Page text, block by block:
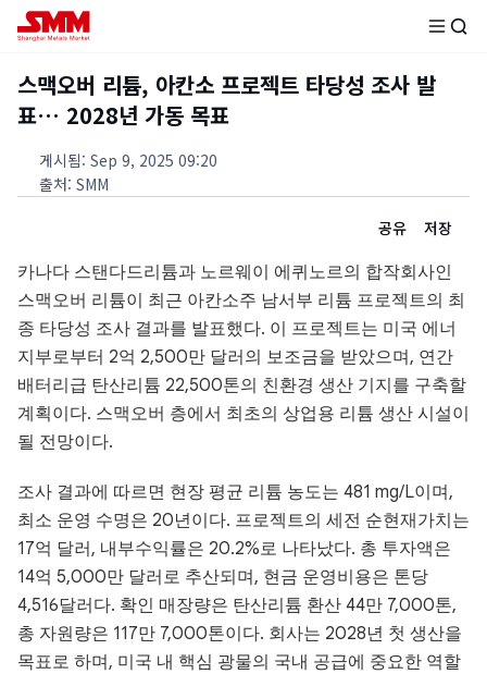
스맥오버 리튬, 아칸소 프로젝트 타당성 조사 발
표… 2028년 가동 목표
게시됨: Sep 9, 2025 09:20
출처: SMM
공유
저장
카나다 스탠다드리튬과 노르웨이 에퀴노르의 합작회사인
스맥오버 리튬이 최근 아칸소주 남서부 리튬 프로젝트의 최
종 타당성 조사 결과를 발표했다. 이 프로젝트는 미국 에너
지부로부터 2억 2,500만 달러의 보조금을 받았으며, 연간
배터리급 탄산리튬 22,500톤의 친환경 생산 기지를 구축할
계획이다. 스맥오버 층에서 최초의 상업용 리튬 생산 시설이
될 전망이다.
조사 결과에 따르면 현장 평균 리튬 농도는 481 mg/L이며,
최소 운영 수명은 20년이다. 프로젝트의 세전 순현재가치는
17억 달러, 내부수익률은 20.2%로 나타났다. 총 투자액은
14억 5,000만 달러로 추산되며, 현금 운영비용은 톤당
4,516달러다. 확인 매장량은 탄산리튬 환산 44만 7,000톤,
총 자원량은 117만 7,000톤이다. 회사는 2028년 첫 생산을
목표로 하며, 미국 내 핵심 광물의 국내 공급에 중요한 역할